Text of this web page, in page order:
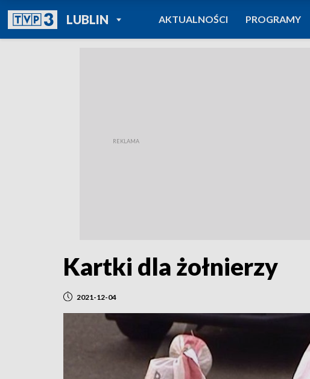
LUBLINPOWRÓT DO
TVP REGIONY
AKTUALNOŚCI PROGRAMY
Kartki dla żołnierzy
2021-12-04